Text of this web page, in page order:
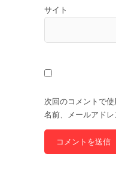
サイト
次回のコメントで
名前、メールアドレ